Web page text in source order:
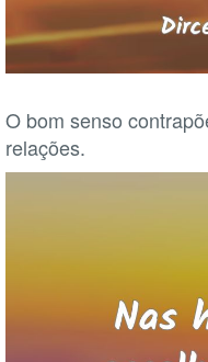
O bom senso
relações.